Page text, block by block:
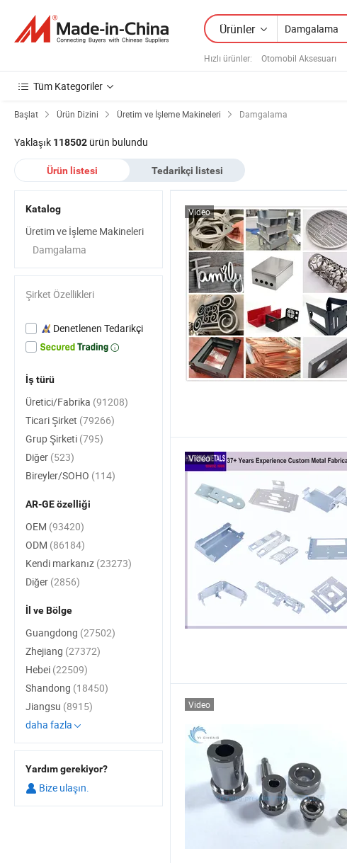
Ürünler
Hızlı ürünler: Otomobil Aksesuarı
Tüm Kategoriler
Başlat Ürün Dizini Üretim ve İşleme Makineleri Damgalama
Yaklaşık 118502 ürün bulundu
Ürün listesi Tedarikçi listesi
Video
Video
Video
Katalog
Üretim ve İşleme Makineleri
Damgalama
Şirket Özellikleri
Denetlenen Tedarikçi
İş türü
Üretici/Fabrika (91208)
Ticari Şirket (79266)
Grup Şirketi (795)
Diğer (523)
Bireyler/SOHO (114)
AR-GE özelliği
OEM (93420)
ODM (86184)
Kendi markanız (23273)
Diğer (2856)
İl ve Bölge
Guangdong (27502)
Zhejiang (27372)
Hebei (22509)
Shandong (18450)
Jiangsu (8915)
daha fazla
Yardım gerekiyor?
Bize ulaşın.